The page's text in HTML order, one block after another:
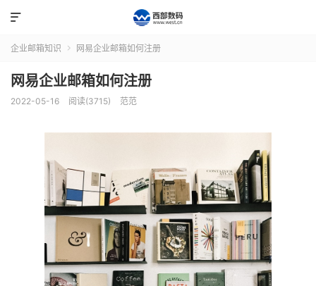

企业邮箱知识  网易企业邮箱如何注册
网易企业邮箱如何注册
2022-05-16 阅读(3715) 范范